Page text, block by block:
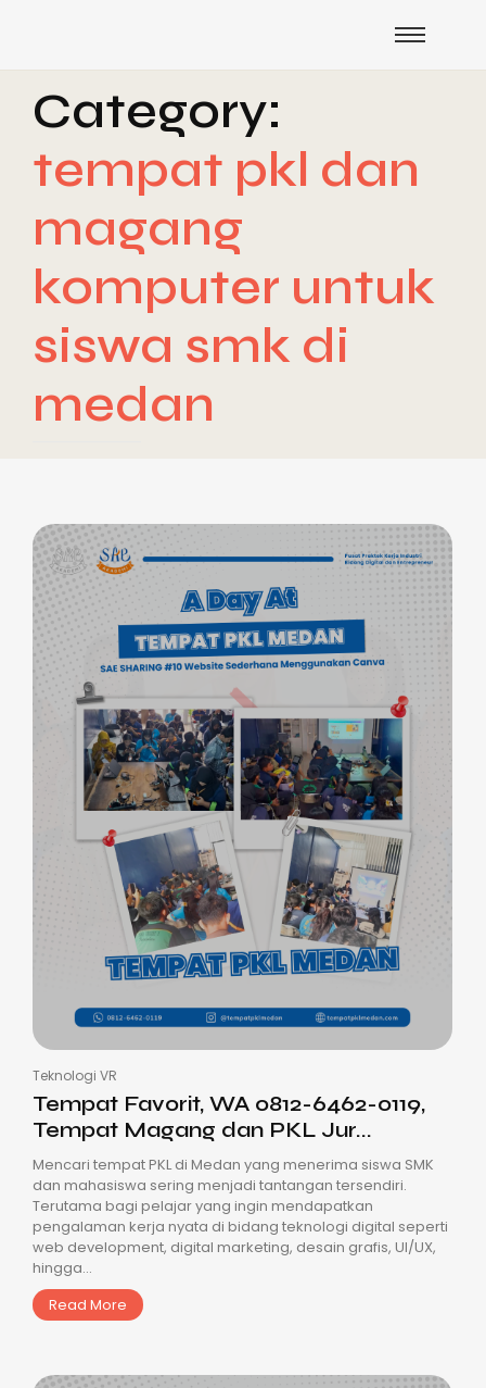
Category:
tempat pkl dan
magang
komputer untuk
siswa smk di
medan
Teknologi VR
Tempat Favorit, WA 0812-6462-0119,
Tempat Magang dan PKL Jur...
Mencari tempat PKL di Medan yang menerima siswa SMK
dan mahasiswa sering menjadi tantangan tersendiri.
Terutama bagi pelajar yang ingin mendapatkan
pengalaman kerja nyata di bidang teknologi digital seperti
web development, digital marketing, desain grafis, UI/UX,
hingga...
Read More